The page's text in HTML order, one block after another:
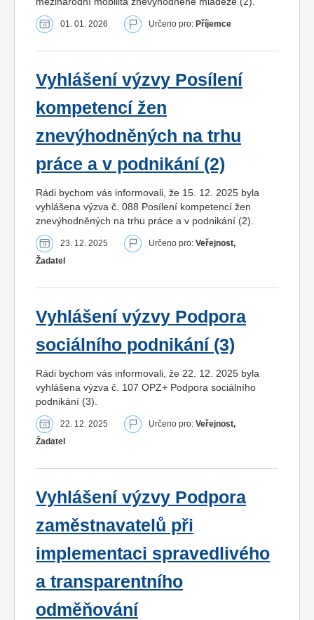
01. 01. 2026 Určeno pro: Příjemce
Vyhlášení výzvy Posílení
kompetencí žen
znevýhodněných na trhu
práce a v podnikání (2)
Rádi bychom vás informovali, že 15. 12. 2025 byla
vyhlášena výzva č. 088 Posílení kompetencí žen
znevýhodněných na trhu práce a v podnikání (2).
23. 12. 2025 Určeno pro: Veřejnost,
Žadatel
Vyhlášení výzvy Podpora
sociálního podnikání (3)
Rádi bychom vás informovali, že 22. 12. 2025 byla
vyhlášena výzva č. 107 OPZ+ Podpora sociálního
podnikání (3).
22. 12. 2025 Určeno pro: Veřejnost,
Žadatel
Vyhlášení výzvy Podpora
zaměstnavatelů při
implementaci spravedlivého
a transparentního
odměňování